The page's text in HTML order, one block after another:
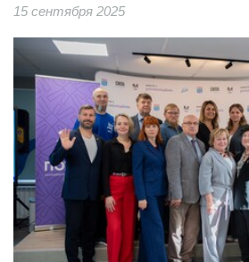
15 сентября 2025